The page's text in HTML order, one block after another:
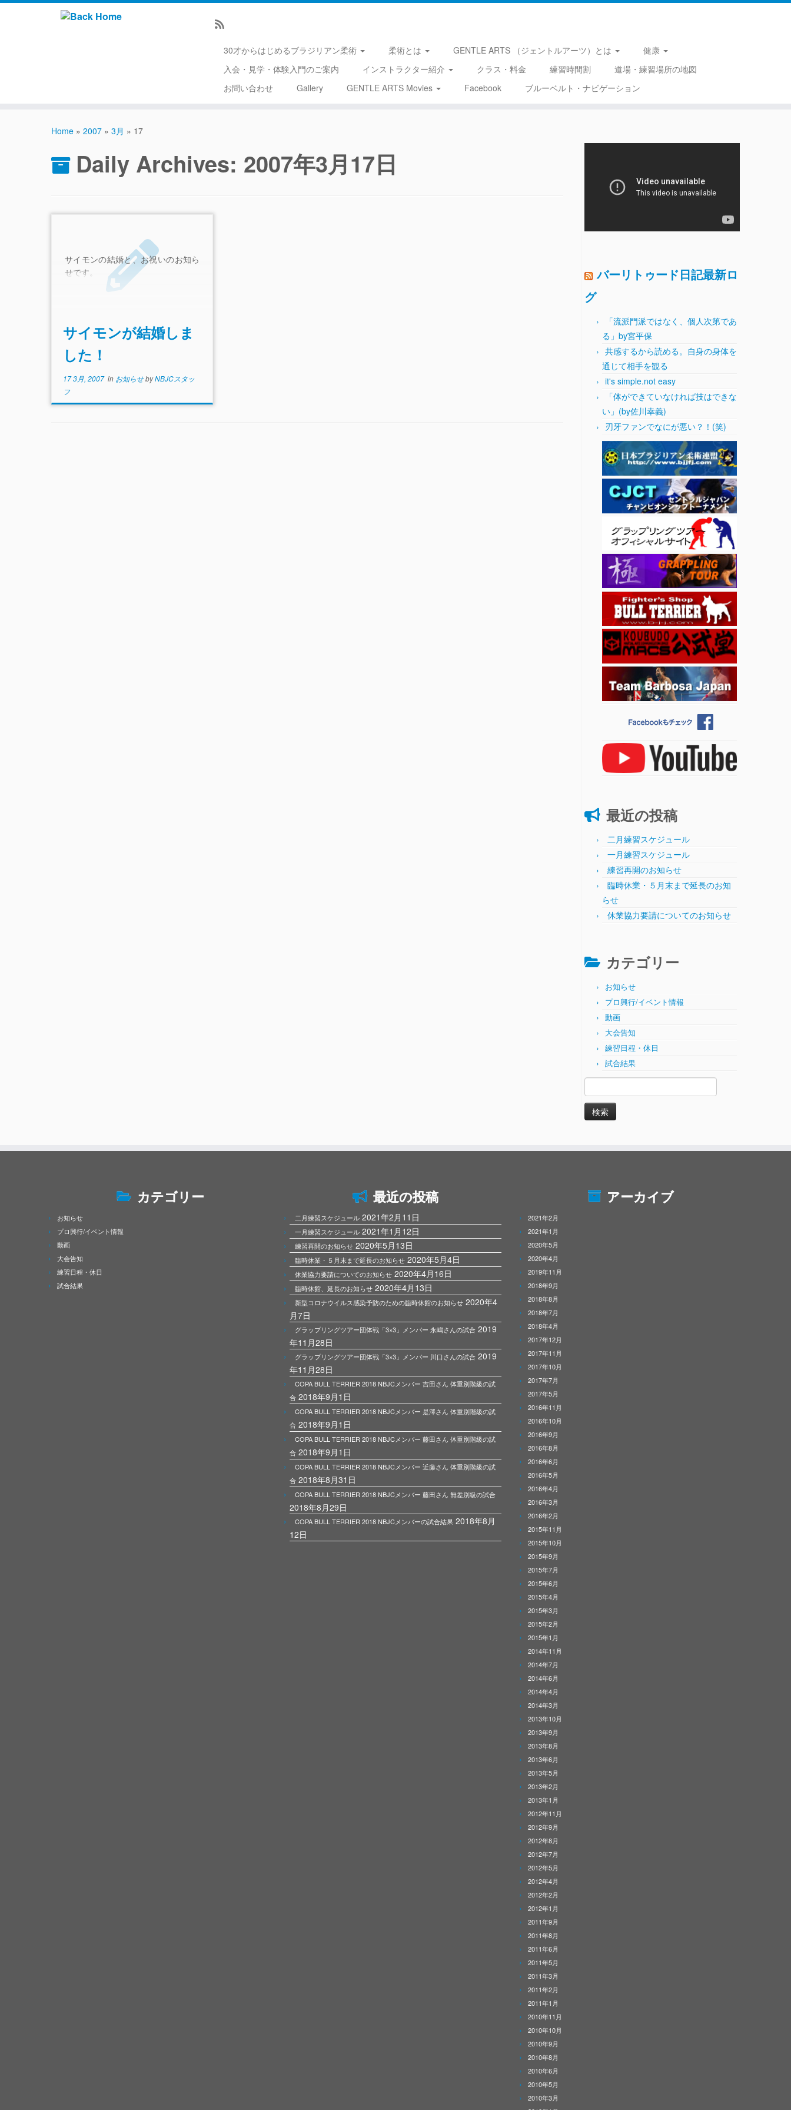
30才からはじめるブラジリアン柔術 柔術とは GENTLE ARTS （ジェントルアーツ）とは
健康
入会・見学・体験入門のご案内
インストラクター紹介 クラス・料金 練習時間割
道場・練習場所の地図
お問い合わせ
Gallery GENTLE ARTS Movies Facebook ブルーベルト・ナビゲーション
Home » 2007 » 3月 » 17
Daily Archives: 2007年3月17日
サイモンの結婚と、お祝いのお知ら
せです。
サイモンが結婚しま
した！
17 3月, 2007in お知らせbyNBJCスタッ
フ
バーリトゥード日記最新ロ
グ
「流派門派ではなく、個人次第であ
る」by宮平保
共感するから読める。自身の身体を
通じて相手を観る
it's simple.not easy
「体ができていなければ技はできな
い」(by佐川幸義)
刃牙ファンでなにが悪い？！(笑)
最近の投稿
二月練習スケジュール
一月練習スケジュール
練習再開のお知らせ
臨時休業・５月末まで延長のお知
らせ
休業協力要請についてのお知らせ
カテゴリー
お知らせ
プロ興行/イベント情報
動画
大会告知
練習日程・休日
試合結果
索:
カテゴリー
お知らせ
プロ興行/イベント情報
動画
大会告知
練習日程・休日
試合結果
最近の投稿
二月練習スケジュール 2021年2月11日
一月練習スケジュール 2021年1月12日
練習再開のお知らせ 2020年5月13日
臨時休業・５月末まで延長のお知らせ 2020年5月4日
休業協力要請についてのお知らせ 2020年4月16日
臨時休館、延長のお知らせ 2020年4月13日
新型コロナウイルス感染予防のための臨時休館のお知らせ 2020年4
月7日
グラップリングツアー団体戦「3×3」メンバー 永嶋さんの試合 2019
年11月28日
グラップリングツアー団体戦「3×3」メンバー 川口さんの試合 2019
年11月28日
COPA BULL TERRIER 2018 NBJCメンバー 吉田さん 体重別階級の試
合 2018年9月1日
COPA BULL TERRIER 2018 NBJCメンバー 是澤さん 体重別階級の試
合 2018年9月1日
COPA BULL TERRIER 2018 NBJCメンバー 藤田さん 体重別階級の試
合 2018年9月1日
COPA BULL TERRIER 2018 NBJCメンバー 近藤さん 体重別階級の試
合 2018年8月31日
COPA BULL TERRIER 2018 NBJCメンバー 藤田さん 無差別級の試合
2018年8月29日
COPA BULL TERRIER 2018 NBJCメンバーの試合結果 2018年8月
12日
アーカイブ
2021年2月
2021年1月
2020年5月
2020年4月
2019年11月
2018年9月
2018年8月
2018年7月
2018年4月
2017年12月
2017年11月
2017年10月
2017年7月
2017年5月
2016年11月
2016年10月
2016年9月
2016年8月
2016年6月
2016年5月
2016年4月
2016年3月
2016年2月
2015年11月
2015年10月
2015年9月
2015年7月
2015年6月
2015年4月
2015年3月
2015年2月
2015年1月
2014年11月
2014年7月
2014年6月
2014年4月
2014年3月
2013年10月
2013年9月
2013年8月
2013年6月
2013年5月
2013年2月
2013年1月
2012年11月
2012年9月
2012年8月
2012年7月
2012年5月
2012年4月
2012年2月
2012年1月
2011年9月
2011年8月
2011年6月
2011年5月
2011年3月
2011年2月
2011年1月
2010年11月
2010年10月
2010年9月
2010年8月
2010年6月
2010年5月
2010年3月